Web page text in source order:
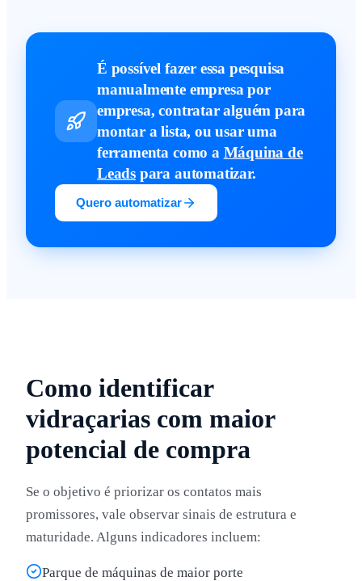
É possível fazer essa pesquisa
manualmente empresa por
empresa, contratar alguém para
montar a lista, ou usar uma
ferramenta como a Máquina de
Leads para automatizar.
Quero automatizar
Como identificar
vidraçarias com maior
potencial de compra
Se o objetivo é priorizar os contatos mais
promissores, vale observar sinais de estrutura e
maturidade. Alguns indicadores incluem:
Parque de máquinas de maior porte